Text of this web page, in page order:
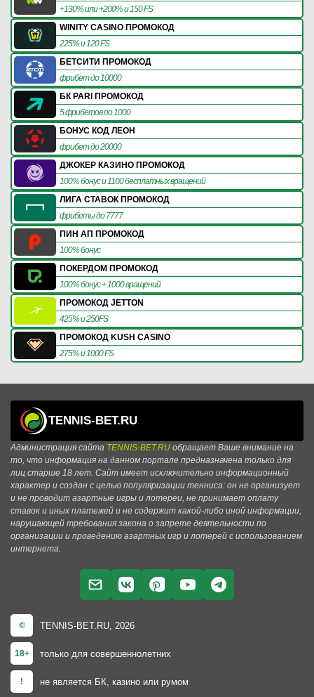
+130% или +200% и 150 FS
WINITY CASINO ПРОМОКОД
225% и 120 FS
БЕТСИТИ ПРОМОКОД
фрибет до 10000
БК PARI ПРОМОКОД
5 фрибетов по 1000
БОНУС КОД ЛЕОН
фрибет до 20000
ДЖОКЕР КАЗИНО ПРОМОКОД
100% бонус и 1100 бесплатных вращений
ЛИГА СТАВОК ПРОМОКОД
фрибеты до 7777
ПИН АП ПРОМОКОД
100% бонус
ПОКЕРДОМ ПРОМОКОД
100% бонус + 1000 вращений
ПРОМОКОД JETTON
425% и 250FS
ПРОМОКОД KUSH CASINO
275% и 1000 FS
TENNIS-BET.RU
Администрация сайта TENNIS-BET.RU обращает Ваше внимание на
то, что информация на данном портале предназначена только для
лиц старше 18 лет. Сайт имеет исключительно информационный
характер и создан с целью популяризации тенниса: он не организует
и не проводит азартные игры и лотереи, не принимает оплату
ставок и иных платежей и не содержит какой-либо иной информации,
нарушающей требования закона о запрете деятельности по
организации и проведению азартных игр и лотерей с использованием
интернета.
© TENNIS-BET.RU, 2026
18+ только для совершеннолетних
! не является БК, казино или румом